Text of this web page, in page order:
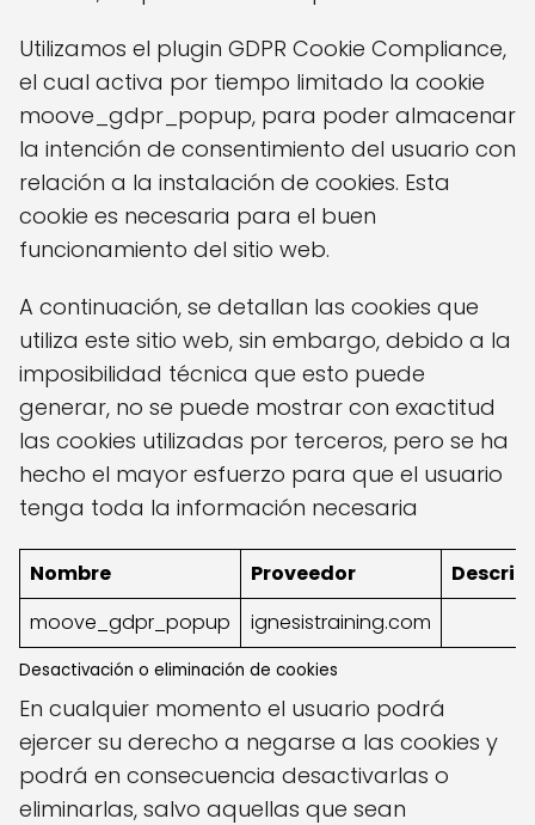
Utilizamos el plugin GDPR Cookie Compliance,
el cual activa por tiempo limitado la cookie
moove_gdpr_popup, para poder almacenar
la intención de consentimiento del usuario con
relación a la instalación de cookies. Esta
cookie es necesaria para el buen
funcionamiento del sitio web.
A continuación, se detallan las cookies que
utiliza este sitio web, sin embargo, debido a la
imposibilidad técnica que esto puede
generar, no se puede mostrar con exactitud
las cookies utilizadas por terceros, pero se ha
hecho el mayor esfuerzo para que el usuario
tenga toda la información necesaria
Nombre Proveedor
moove_gdpr_popup
ignesistraining.com
Desactivación o eliminación de cookies
En cualquier momento el usuario podrá
ejercer su derecho a negarse a las cookies y
podrá en consecuencia desactivarlas o
eliminarlas, salvo aquellas que sean